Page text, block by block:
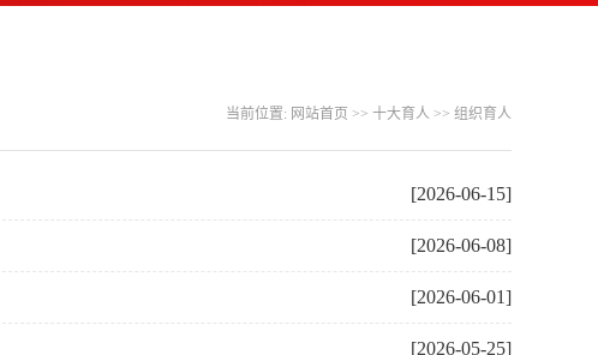
当前位置: 网站首页 >> 十大育人 >> 组织育人
[2026-06-15]
[2026-06-08]
[2026-06-01]
[2026-05-25]